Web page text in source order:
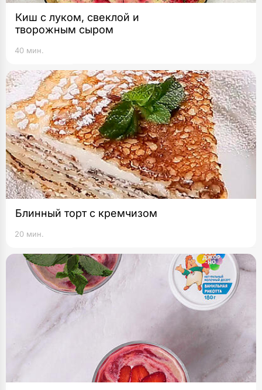
Киш с луком, свеклой и
творожным сыром
40 мин.
Блинный торт с кремчизом
20 мин.